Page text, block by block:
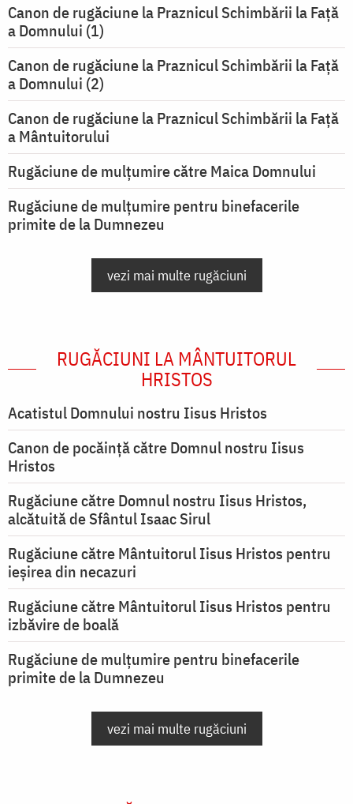
Canon de rugăciune la Praznicul Schimbării la Faţă
a Domnului (1)
Canon de rugăciune la Praznicul Schimbării la Faţă
a Domnului (2)
Canon de rugăciune la Praznicul Schimbării la Față
a Mântuitorului
Rugăciune de mulţumire către Maica Domnului
Rugăciune de mulțumire pentru binefacerile
primite de la Dumnezeu
vezi mai multe rugăciuni
RUGĂCIUNI LA MÂNTUITORUL
HRISTOS
Acatistul Domnului nostru Iisus Hristos
Canon de pocăință către Domnul nostru Iisus
Hristos
Rugăciune către Domnul nostru Iisus Hristos,
alcătuită de Sfântul Isaac Sirul
Rugăciune către Mântuitorul Iisus Hristos pentru
ieşirea din necazuri
Rugăciune către Mântuitorul Iisus Hristos pentru
izbăvire de boală
Rugăciune de mulțumire pentru binefacerile
primite de la Dumnezeu
vezi mai multe rugăciuni